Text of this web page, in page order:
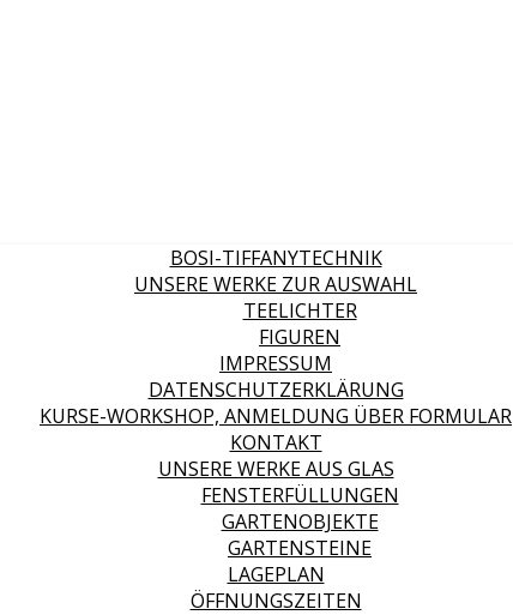
BOSI-TIFFANYTECHNIK
UNSERE WERKE ZUR AUSWAHL
TEELICHTER
FIGUREN
IMPRESSUM
DATENSCHUTZERKLÄRUNG
KURSE-WORKSHOP, ANMELDUNG ÜBER FORMULAR
KONTAKT
UNSERE WERKE AUS GLAS
FENSTERFÜLLUNGEN
GARTENOBJEKTE
GARTENSTEINE
LAGEPLAN
ÖFFNUNGSZEITEN